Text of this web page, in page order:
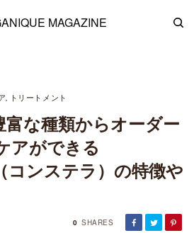
, トリートメント
富な種類からオーダー
アができる
コンステラ）の特徴や
0 SHARES